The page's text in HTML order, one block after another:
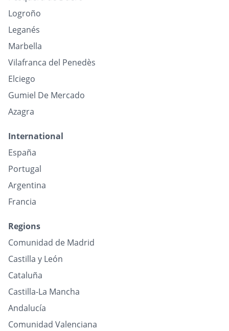
Logroño
Leganés
Marbella
Vilafranca del Penedès
Elciego
Gumiel De Mercado
Azagra
International
España
Portugal
Argentina
Francia
Regions
Comunidad de Madrid
Castilla y León
Cataluña
Castilla-La Mancha
Andalucía
Comunidad Valenciana